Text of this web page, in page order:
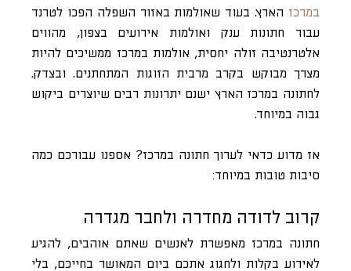
במרכז הארץ. בעוד שאולמות באזור השפלה הפכו לטרנד
עבור חתונות ענק ואולמות אירועים בצפון, מהווים
אלטרנטיבה זולה יחסית, אולמות במרכז ממשיכים להיות
מצרך מבוקש בקרב מרבית הזוגות המתחתנים. ובצדק.
לחתונה במרכז הארץ ישנם יתרונות רבים שיוצרים ביקוש
גבוה במיוחד.
אז מדוע כדאי לערוך חתונה במרכז? אספנו עבורכם כמה
סיבות טובות במיוחד:
קרוב לדודה מחדרה ולחבר מגדרה
חתונה במרכז מאפשרת לאנשים שאתם אוהבים, להגיע
לאירוע בקלות ולחגוג אתכם ביום המאושר בחייכם, בלי